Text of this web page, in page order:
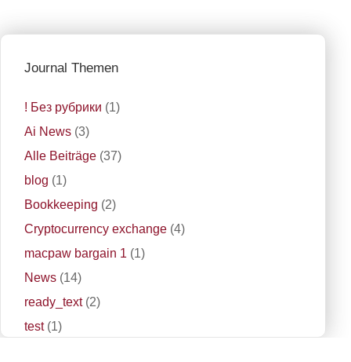
Journal Themen
! Без рубрики (1)
Ai News (3)
Alle Beiträge (37)
blog (1)
Bookkeeping (2)
Cryptocurrency exchange (4)
macpaw bargain 1 (1)
News (14)
ready_text(2)
test(1)